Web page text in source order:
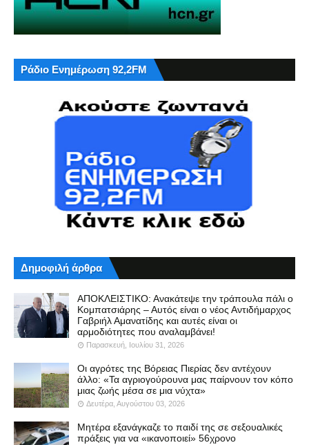
Ράδιο Ενημέρωση 92,2FM
Δημοφιλή άρθρα
ΑΠΟΚΛΕΙΣΤΙΚΟ: Ανακάτεψε την τράπουλα πάλι ο
Κομπατσιάρης – Αυτός είναι ο νέος Αντιδήμαρχος
Γαβριήλ Αμανατίδης και αυτές είναι οι
αρμοδιότητες που αναλαμβάνει!
Παρασκευή, Ιουλίου 31, 2026
Οι αγρότες της Βόρειας Πιερίας δεν αντέχουν
άλλο: «Τα αγριογούρουνα μας παίρνουν τον κόπο
μιας ζωής μέσα σε μια νύχτα»
Δευτέρα, Αυγούστου 03, 2026
Μητέρα εξανάγκαζε το παιδί της σε σεξουαλικές
πράξεις για να «ικανοποιεί» 56χρονο